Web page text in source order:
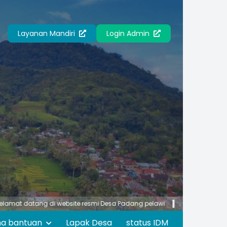
Layanan Mandiri Login Admin
datang di website resmi Desa Padang pelawi Pemerintah Desa
bantuan Lapak Desa status IDM